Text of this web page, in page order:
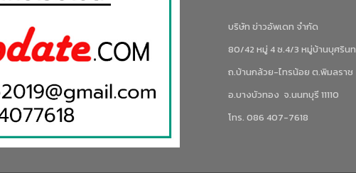
บริษัท ข่าวอัพเดท จำกัด
80/42 หมู่ 4 ซ.4/3 หมู่บ้านบุศริน
ถ.บ้านกล้วย-ไทรน้อย ต.พิมลราช
อ.บางบัวทอง จ.นนทบุรี 11110
โทร. 086 407-7618